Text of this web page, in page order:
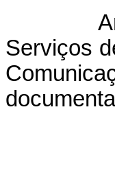
Art. 14.
Serviços